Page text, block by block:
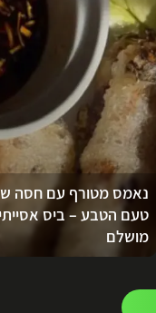
נאמס מטורף עם חסה
טעם הטבע – ביס
מושלם